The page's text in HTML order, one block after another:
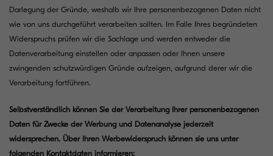
Darlegung der Gründe, weshalb wir Ihre personenbezogenen Daten nicht
wie von uns durchgeführt verarbeiten sollten. Im Falle Ihres begründeten
Widerspruchs prüfen wir die Sachlage und werden entweder die
Datenverarbeitung einstellen oder anpassen oder Ihnen unsere
zwingenden schutzwürdigen Gründe aufzeigen, aufgrund derer wir die
Verarbeitung fortführen.
Selbstverständlich können Sie der Verarbeitung Ihrer personenbezogenen
Daten für Zwecke der Werbung und Datenanalyse jederzeit
widersprechen. Über Ihren Werbewiderspruch können sie uns unter
folgenden Kontaktdaten informieren: